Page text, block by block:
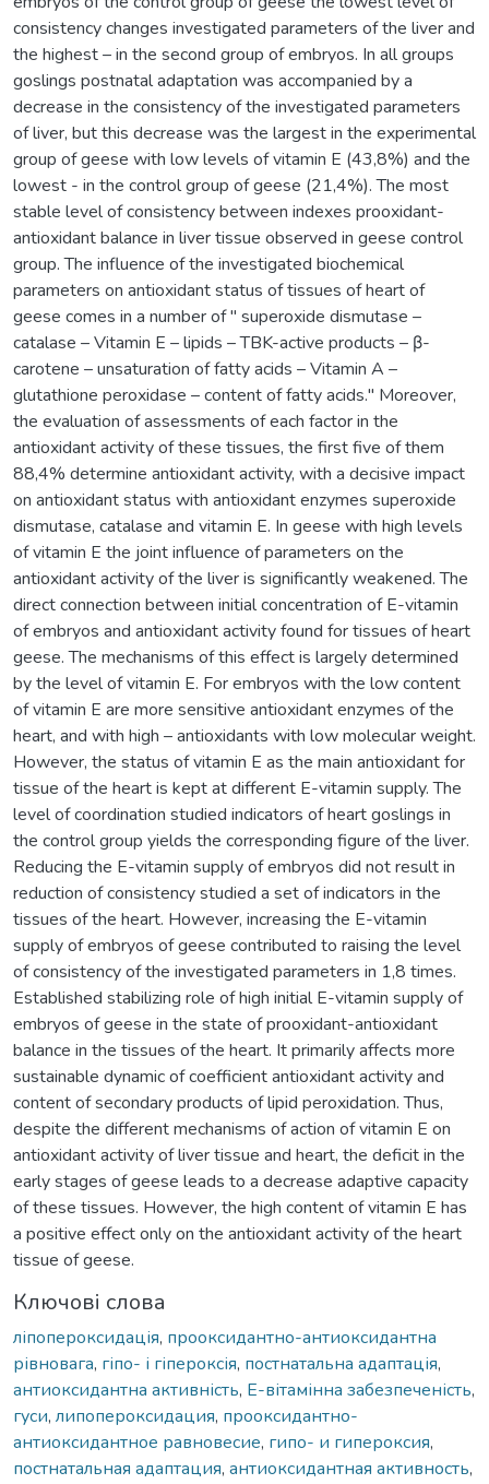
consistency changes investigated parameters of the liver and
the highest – in the second group of embryos. In all groups
goslings postnatal adaptation was accompanied by a
decrease in the consistency of the investigated parameters
of liver, but this decrease was the largest in the experimental
group of geese with low levels of vitamin E (43,8%) and the
lowest - in the control group of geese (21,4%). The most
stable level of consistency between indexes prooxidant-
antioxidant balance in liver tissue observed in geese control
group. The influence of the investigated biochemical
parameters оn antioxidant status of tissues of heart of
geese comes in a number of " superoxide dismutase –
catalase – Vitamin E – lipids – TBK-active products – β-
carotene – unsaturation of fatty acids – Vitamin A –
glutathione peroxidase – content of fatty acids." Moreover,
the evaluation of assessments of each factor in the
antioxidant activity of these tissues, the first five of them
88,4% determine antioxidant activity, with a decisive impact
on antioxidant status with antioxidant enzymes superoxide
dismutase, catalase and vitamin E. In geese with high levels
of vitamin E the joint influence of parameters on the
antioxidant activity of the liver is significantly weakened. The
direct connection between initial concentration of E-vitamin
of embryos and antioxidant activity found for tissues of heart
geese. The mechanisms of this effect is largely determined
by the level of vitamin E. For embryos with the low content
of vitamin E are more sensitive antioxidant enzymes of the
heart, and with high – antioxidants with low molecular weight.
However, the status of vitamin E as the main antioxidant for
tissue of the heart is kept at different E-vitamin supply. The
level of coordination studied indicators of heart goslings in
the control group yields the corresponding figure of the liver.
Reducing the Е-vitamin supply of embryos did not result in
reduction of consistency studied a set of indicators in the
tissues of the heart. However, increasing the Е-vitamin
supply of embryos of geese contributed to raising the level
of consistency of the investigated parameters in 1,8 times.
Established stabilizing role of high initial E-vitamin supply of
embryos of geese in the state of prooxidant-antioxidant
balance in the tissues of the heart. It primarily affects more
sustainable dynamic of coefficient antioxidant activity and
content of secondary products of lipid peroxidation. Thus,
despite the different mechanisms of action of vitamin E on
antioxidant activity of liver tissue and heart, the deficit in the
early stages of geese leads to a decrease adaptive capacity
of these tissues. However, the high content of vitamin E has
a positive effect only on the antioxidant activity of the heart
tissue of geese.
Ключові слова
ліпопероксидація, прооксидантно-антиоксидантна
рівновага, гіпо- і гіпероксія, постнатальна адаптація,
антиоксидантна активність, Е-вітамінна забезпеченість,
гуси, липопероксидация, прооксидантно-
антиоксидантное равновесие, гипо- и гипероксия,
постнатальная адаптация, антиоксидантная активность,